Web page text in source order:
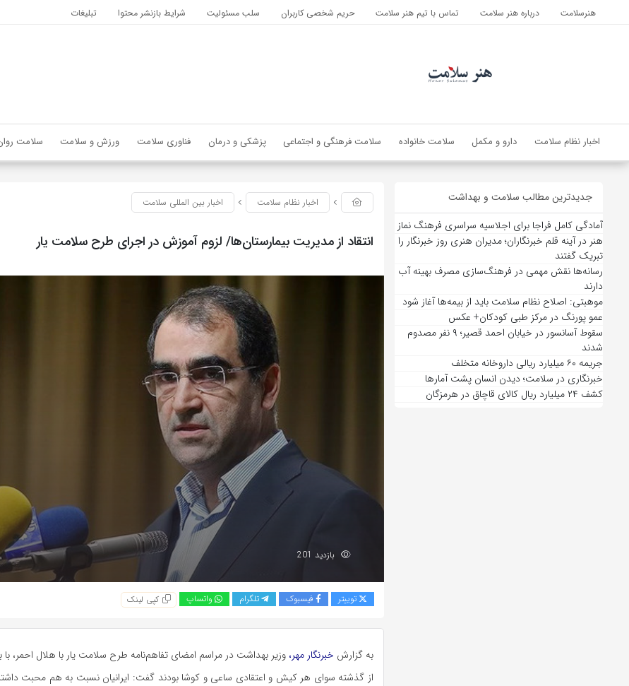
هنرسلامت درباره هنر سلامت تماس با تیم هنر سلامت حریم شخصی کاربران سلب مسئولیت شرایط بازنشر محتوا تبلیغات
اخبار نظام سلامت دارو و مکمل سلامت خانواده سلامت فرهنگی و اجتماعی پزشکی و درمان فناوری سلامت ورزش و سلامت سلامت
جدیدترین مطالب سلامت و بهداشت
آمادگی کامل فراجا برای اجلاسیه سراسری فرهنگ نماز
هنر در آینه قلم خبرنگاران؛ مدیران هنری روز خبرنگار را
تبریک گفتند
رسانه‌ها نقش مهمی در فرهنگ‌سازی مصرف بهینه آب
دارند
موهبتی: اصلاح نظام سلامت باید از بیمه‌ها آغاز شود
عمو پورنگ در مرکز طبی کودکان+ عکس
سقوط آسانسور در خیابان احمد قصیر؛ ۹ نفر مصدوم
شدند
جریمه ۶۰ میلیارد ریالی داروخانه متخلف
خبرنگاری در سلامت؛ دیدن انسان پشت آمارها
کشف ۲۴ میلیارد ریال کالای قاچاق در هرمزگان
اخبار نظام سلامت اخبار بین المللی سلامت
انتقاد از مدیریت بیمارستان‌ها/ لزوم آموزش در اجرای طرح سلامت یار
بازدید 201
توییتر فیسبوک تلگرام واتساپ کپی لینک
به گزارش خبرنگار مهر، وزیر بهداشت در مراسم امضای تفاهم‌نامه طرح سلامت یار با هلال احمر، با
از گذشته سوای هر کیش و اعتقادی ساعی و کوشا بودند گفت: ایرانیان نسبت به هم محبت